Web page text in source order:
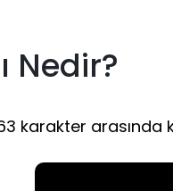
Nedir?
karakter